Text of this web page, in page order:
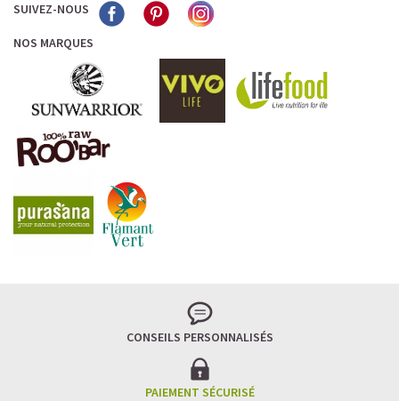
SUIVEZ-NOUS
NOS MARQUES
CONSEILS PERSONNALISÉS
PAIEMENT SÉCURISÉ